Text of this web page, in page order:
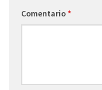
Comentario*